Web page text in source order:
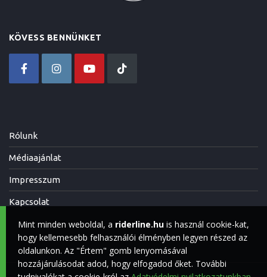
KÖVESS BENNÜNKET
Rólunk
Médiaajánlat
Impresszum
Kapcsolat
Mint minden weboldal, a riderline.hu is használ cookie-kat,
hogy kellemesebb felhasználói élményben legyen részed az
oldalunkon. Az "Értem" gomb lenyomásával
hozzájárulásodat adod, hogy elfogadod őket. További